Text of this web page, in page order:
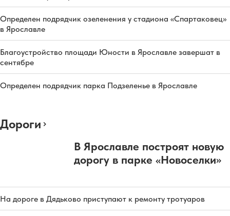
Определен подрядчик озеленения у стадиона «Спартаковец»
в Ярославле
Благоустройство площади Юности в Ярославле завершат в
сентябре
Определен подрядчик парка Подзеленье в Ярославле
Дороги
В Ярославле построят новую
дорогу в парке «Новоселки»
На дороге в Дядьково приступают к ремонту тротуаров